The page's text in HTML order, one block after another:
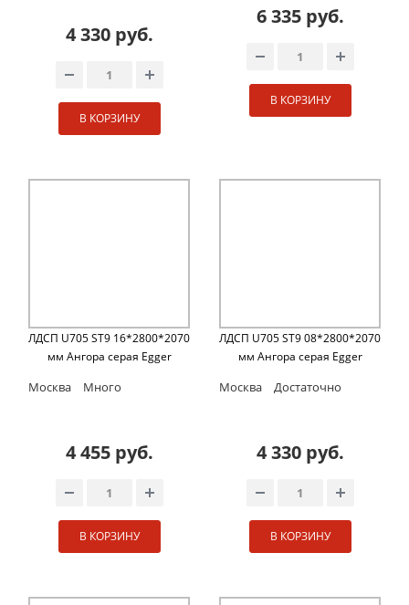
4 330 руб.
В КОРЗИНУ
6 335 руб.
В КОРЗИНУ
ЛДСП U705 ST9 16*2800*2070
мм Ангора серая Egger
Москва Много
4 455 руб.
В КОРЗИНУ
ЛДСП U705 ST9 08*2800*2070
мм Ангора серая Egger
Москва Достаточно
4 330 руб.
В КОРЗИНУ